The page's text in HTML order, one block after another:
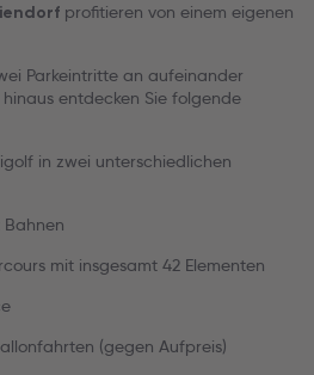
profitieren von einem eigenen
Parkeintritte an aufeinander
entdecken Sie folgende
in zwei unterschiedlichen
mit insgesamt 42 Elementen
(gegen Aufpreis)